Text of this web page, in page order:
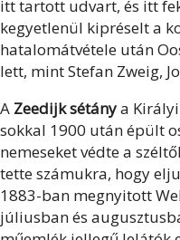
itt tartott udvart, és itt
kegyetlenül kipréselt a
hatalomátvétele után
lett, mint Stefan Zweig,
A Zeedijk sétánya
sokkal 1900 után épült
nemeseket védte a
tette számukra, hogy
1883-ban megnyitott
júliusban és